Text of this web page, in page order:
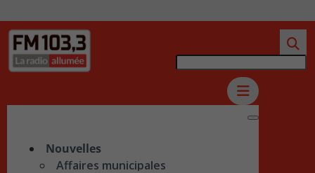
Nouvelles
Affaires municipales